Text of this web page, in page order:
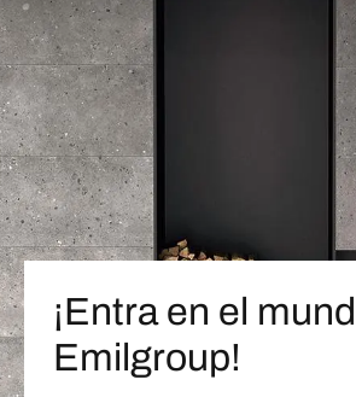
¡Entra en el
Emilgroup!